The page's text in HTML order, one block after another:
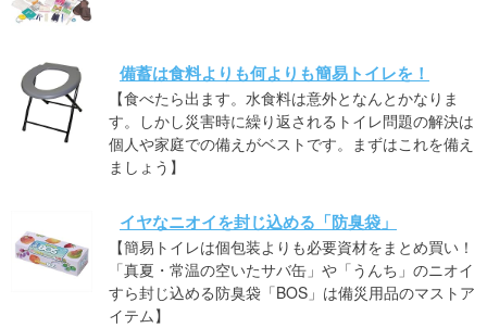
備蓄は食料よりも何よりも簡易トイレを！
【食べたら出ます。水食料は意外となんとかなりま
す。しかし災害時に繰り返されるトイレ問題の解決は
個人や家庭での備えがベストです。まずはこれを備え
ましょう】
イヤなニオイを封じ込める「防臭袋」
【簡易トイレは個包装よりも必要資材をまとめ買い！
「真夏・常温の空いたサバ缶」や「うんち」のニオイ
すら封じ込める防臭袋「BOS」は備災用品のマストア
イテム】